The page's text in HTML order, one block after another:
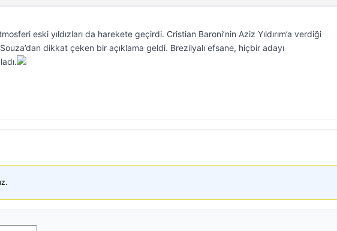
eski yıldızları da harekete geçirdi. Cristian Baroni’nin Aziz Yıldırım’a verdiği
dikkat çeken bir açıklama geldi. Brezilyalı efsane, hiçbir adayı